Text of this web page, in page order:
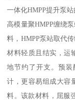
一体化HMPP提升泵
高模量聚HMPP缠绕
料，HMPP泵站取代
材料轻质且结实，运
地节约了开支。预
计，更容易组成大容
料。该款材料，屈服